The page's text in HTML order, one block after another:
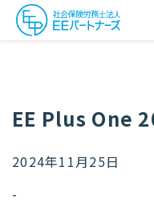
EE Plus One
2024年11月25日
-